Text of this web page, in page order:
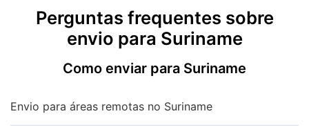
Perguntas frequentes sobre
envio para Suriname
Como enviar para Suriname
Envio para áreas remotas no Suriname